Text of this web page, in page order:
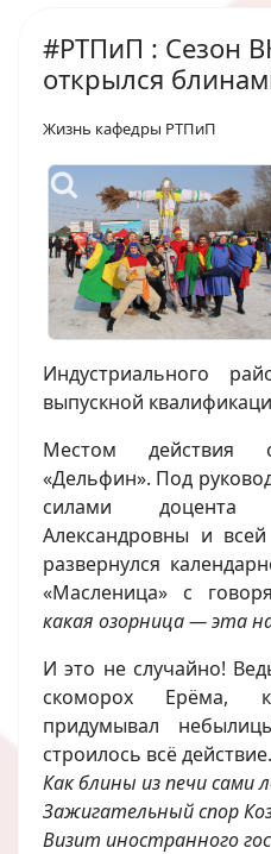
#РТПиП : Сезон
открылся
Жизнь кафедры РТПиП
Индустриального
выпускной
Местом действия
«Дельфин». Под
силами доцента
Александровны и
развернулся
«Масленица» с
какая озорница — эта
И это не случайно!
скоморох Ерёма,
придумывал
строилось всё
Как блины из печи сами
Зажигательный спор
Визит иностранного